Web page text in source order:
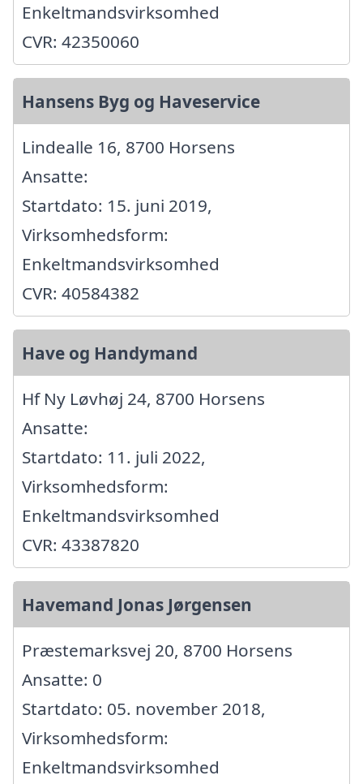
Enkeltmandsvirksomhed
CVR: 42350060
Hansens Byg og Haveservice
Lindealle 16, 8700 Horsens
Ansatte:
Startdato: 15. juni 2019,
Virksomhedsform:
Enkeltmandsvirksomhed
CVR: 40584382
Have og Handymand
Hf Ny Løvhøj 24, 8700 Horsens
Ansatte:
Startdato: 11. juli 2022,
Virksomhedsform:
Enkeltmandsvirksomhed
CVR: 43387820
Havemand Jonas Jørgensen
Præstemarksvej 20, 8700 Horsens
Ansatte: 0
Startdato: 05. november 2018,
Virksomhedsform:
Enkeltmandsvirksomhed